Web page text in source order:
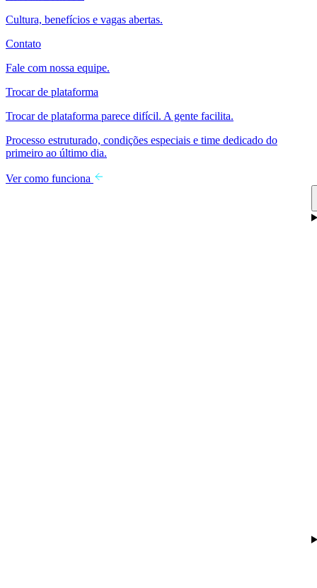
Cultura, benefícios e vagas abertas.
Contato
Fale com nossa equipe.
Trocar de plataforma
Trocar de plataforma parece difícil. A gente facilita.
Processo estruturado, condições especiais e time dedicado do
primeiro ao último dia.
Ver como funciona